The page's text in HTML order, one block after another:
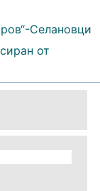
Селановци
от